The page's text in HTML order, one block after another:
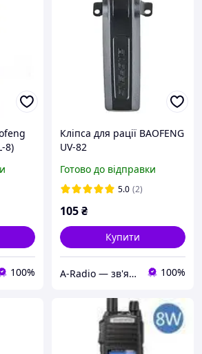
8)
100%
Кліпса для рації BAOFENG
UV-82
Готово до відправки
5.0 (2)
105₴
Купити
A-Radio — зв'язок, радіо, електроніка 100%